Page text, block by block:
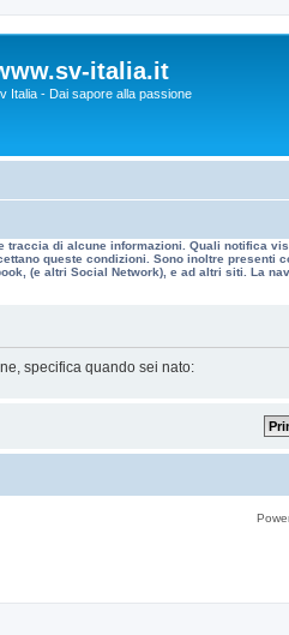
italia.it
Italia - Dai sapore alla passione
traccia di alcune informazioni. Quali notifica
queste condizioni. Sono inoltre presenti
(e altri Social Network), e ad altri siti. La
specifica quando sei nato: